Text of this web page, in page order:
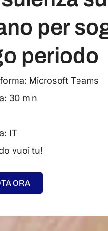
per
periodo
Microsoft Teams
30 min
IT
vuoi tu!
ORA